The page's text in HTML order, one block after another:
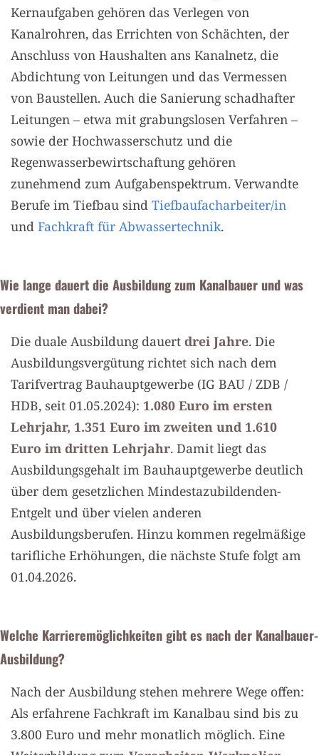
Kernaufgaben gehören das Verlegen von
Kanalrohren, das Errichten von Schächten, der
Anschluss von Haushalten ans Kanalnetz, die
Abdichtung von Leitungen und das Vermessen
von Baustellen. Auch die Sanierung schadhafter
Leitungen – etwa mit grabungslosen Verfahren –
sowie der Hochwasserschutz und die
Regenwasserbewirtschaftung gehören
zunehmend zum Aufgabenspektrum. Verwandte
Berufe im Tiefbau sind Tiefbaufacharbeiter/in
und Fachkraft für Abwassertechnik.
Wie lange dauert die Ausbildung zum Kanalbauer und was
verdient man dabei?
Die duale Ausbildung dauert drei Jahre. Die
Ausbildungsvergütung richtet sich nach dem
Tarifvertrag Bauhauptgewerbe (IG BAU / ZDB /
HDB, seit 01.05.2024): 1.080 Euro im ersten
Lehrjahr, 1.351 Euro im zweiten und 1.610
Euro im dritten Lehrjahr. Damit liegt das
Ausbildungsgehalt im Bauhauptgewerbe deutlich
über dem gesetzlichen Mindestazubildenden-
Entgelt und über vielen anderen
Ausbildungsberufen. Hinzu kommen regelmäßige
tarifliche Erhöhungen, die nächste Stufe folgt am
01.04.2026.
Welche Karrieremöglichkeiten gibt es nach der Kanalbauer-
Ausbildung?
Nach der Ausbildung stehen mehrere Wege offen:
Als erfahrene Fachkraft im Kanalbau sind bis zu
3.800 Euro und mehr monatlich möglich. Eine